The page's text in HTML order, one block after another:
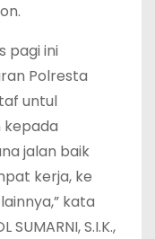
pagi ini
Polresta
untul
kepada
jalan baik
kerja, ke
kata
S.I.K.,